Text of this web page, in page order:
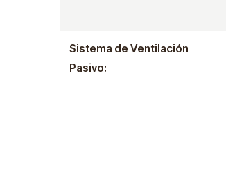
Sistema de Ventilación
Pasivo: